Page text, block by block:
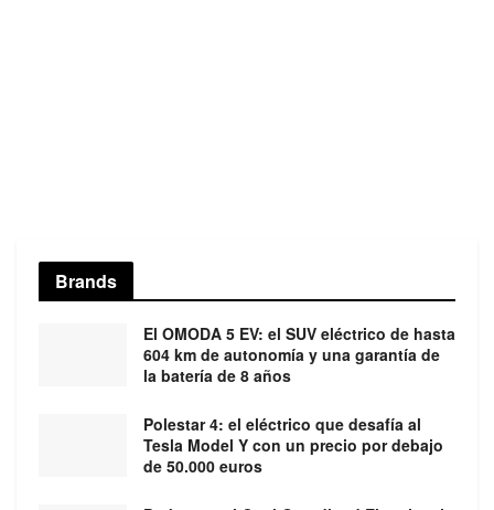
Brands
El OMODA 5 EV: el SUV eléctrico de hasta
604 km de autonomía y una garantía de
la batería de 8 años
Polestar 4: el eléctrico que desafía al
Tesla Model Y con un precio por debajo
de 50.000 euros